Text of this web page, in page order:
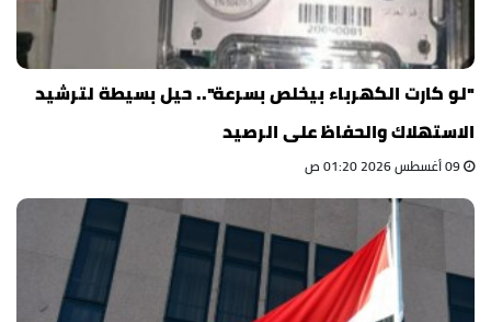
"لو كارت الكهرباء بيخلص بسرعة".. حيل بسيطة لترشيد
الاستهلاك والحفاظ على الرصيد